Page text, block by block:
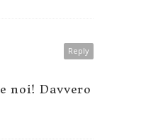
Reply
noi! Davvero